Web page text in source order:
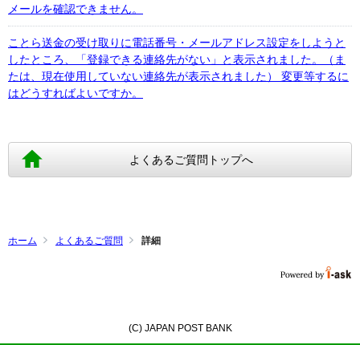
メールを確認できません。
ことら送金の受け取りに電話番号・メールアドレス設定をしようと
したところ、「登録できる連絡先がない」と表示されました。（ま
たは、現在使用していない連絡先が表示されました） 変更等するに
はどうすればよいですか。
よくあるご質問トップへ
ホーム よくあるご質問 詳細
(C) JAPAN POST BANK